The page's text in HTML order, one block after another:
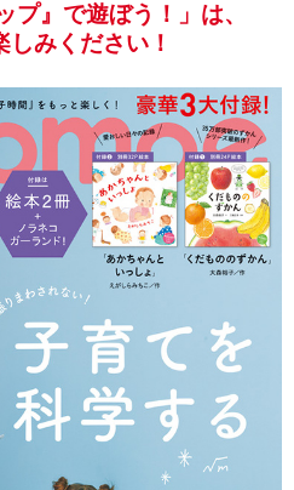
プ』で遊ぼう！」は、
みください！